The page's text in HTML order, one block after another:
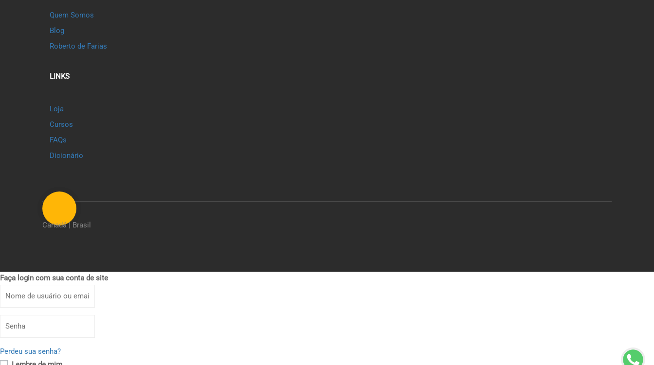
Quem Somos
Blog
Roberto de Farias
LINKS
Loja
Cursos
FAQs
Dicionário
Canadá | Brasil
Faça login com sua conta de site
Perdeu sua senha?